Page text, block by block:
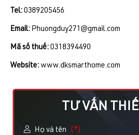
Tel: 0389205456
Email: Phuongduy271@gmail.com
Mã số thuế: 0318394490
Website: www.dksmarthome.com
TƯ VẤN
Họ và tên (*)